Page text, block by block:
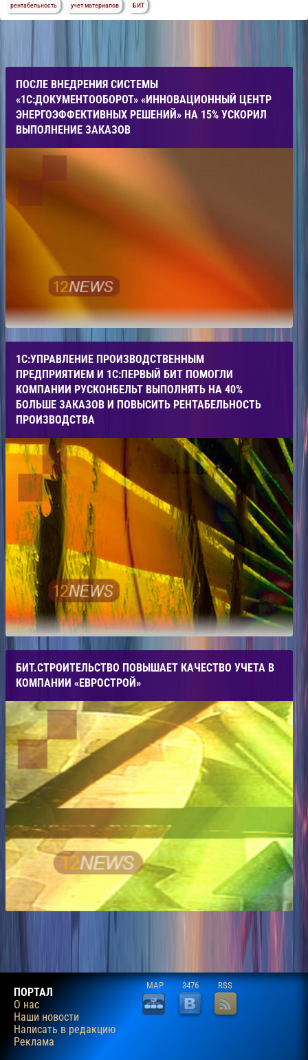
рентабельность учет материалов БИТ
ПОСЛЕ ВНЕДРЕНИЯ СИСТЕМЫ
«1С:ДОКУМЕНТООБОРОТ» «ИННОВАЦИОННЫЙ ЦЕНТР
ЭНЕРГОЭФФЕКТИВНЫХ РЕШЕНИЙ» НА 15% УСКОРИЛ
ВЫПОЛНЕНИЕ ЗАКАЗОВ
1С:УПРАВЛЕНИЕ ПРОИЗВОДСТВЕННЫМ
ПРЕДПРИЯТИЕМ И 1С:ПЕРВЫЙ БИТ ПОМОГЛИ
КОМПАНИИ РУСКОНБЕЛЬТ ВЫПОЛНЯТЬ НА 40%
БОЛЬШЕ ЗАКАЗОВ И ПОВЫСИТЬ РЕНТАБЕЛЬНОСТЬ
ПРОИЗВОДСТВА
БИТ.СТРОИТЕЛЬСТВО ПОВЫШАЕТ КАЧЕСТВО УЧЕТА В
КОМПАНИИ «ЕВРОСТРОЙ»
ПОРТАЛ
О нас
Наши новости
Написать в редакцию
Реклама
MAP 3476 RSS